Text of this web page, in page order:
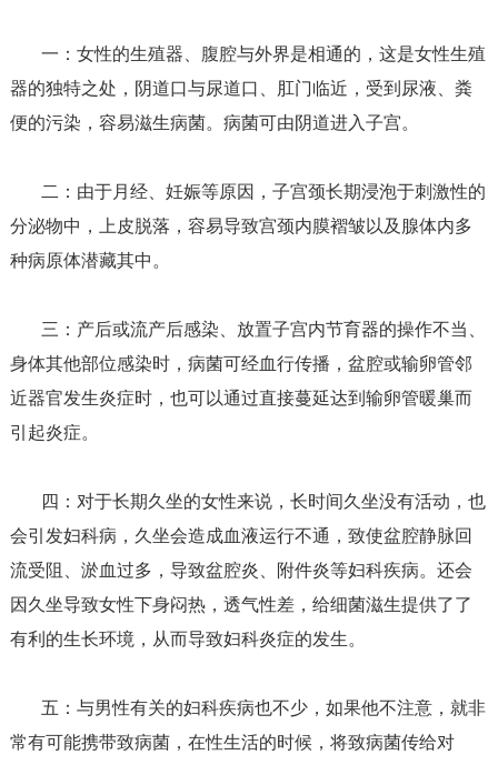
一：女性的生殖器、腹腔与外界是相通的，这是女性生殖
器的独特之处，阴道口与尿道口、肛门临近，受到尿液、粪
便的污染，容易滋生病菌。病菌可由阴道进入子宫。
二：由于月经、妊娠等原因，子宫颈长期浸泡于刺激性的
分泌物中，上皮脱落，容易导致宫颈内膜褶皱以及腺体内多
种病原体潜藏其中。
三：产后或流产后感染、放置子宫内节育器的操作不当、
身体其他部位感染时，病菌可经血行传播，盆腔或输卵管邻
近器官发生炎症时，也可以通过直接蔓延达到输卵管暖巢而
引起炎症。
四：对于长期久坐的女性来说，长时间久坐没有活动，也
会引发妇科病，久坐会造成血液运行不通，致使盆腔静脉回
流受阻、淤血过多，导致盆腔炎、附件炎等妇科疾病。还会
因久坐导致女性下身闷热，透气性差，给细菌滋生提供了了
有利的生长环境，从而导致妇科炎症的发生。
五：与男性有关的妇科疾病也不少，如果他不注意，就非
常有可能携带致病菌，在性生活的时候，将致病菌传给对